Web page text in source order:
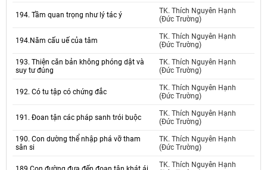
194. Tầm quan trọng như lý tác ý
TK. Thích Nguyên Hạnh
(Đức Trường)
194.Năm cấu uế của tâm
TK. Thích Nguyên Hạnh
(Đức Trường)
193. Thiện căn bản không phóng dật và
suy tư đúng
TK. Thích Nguyên Hạnh
(Đức Trường)
192. Có tu tập có chứng đắc
TK. Thích Nguyên Hạnh
(Đức Trường)
191. Đoan tận các pháp sanh trói buộc
TK. Thích Nguyên Hạnh
(Đức Trường)
190. Con dường thể nhập phá vỡ tham
sân si
TK. Thích Nguyên Hạnh
(Đức Trường)
TK. Thích Nguyên Hạnh